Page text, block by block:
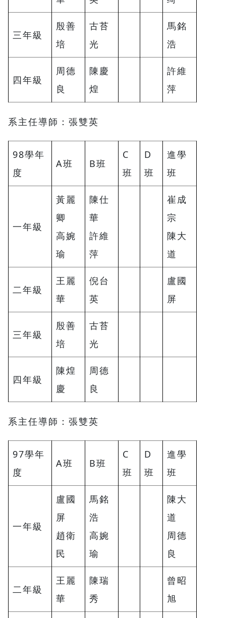
三年級
殷善
培
古苔
光
馬銘
浩
四年級
周德
良
陳慶
煌
許維
萍
系主任導師：張雙英
98學年
度
A班 B班
C
班
D
班
進學
班
一年級
黃麗
卿
高婉
瑜
陳仕
華
許維
萍
崔成
宗
陳大
道
二年級
王麗
華
倪台
英
盧國
屏
三年級
殷善
培
古苔
光
四年級
陳煌
慶
周德
良
系主任導師：張雙英
97學年
度
A班 B班
C
班
D
班
進學
班
一年級
盧國
屏
趙衛
民
馬銘
浩
高婉
瑜
陳大
道
周德
良
二年級
王麗
華
陳瑞
秀
曾昭
旭